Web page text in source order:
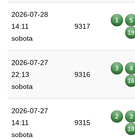
2026-07-28
14:11
sobota
9317
1 5
19
2026-07-27
22:13
sobota
9316
3 4
16
2026-07-27
14:11
sobota
9315
2 3
19